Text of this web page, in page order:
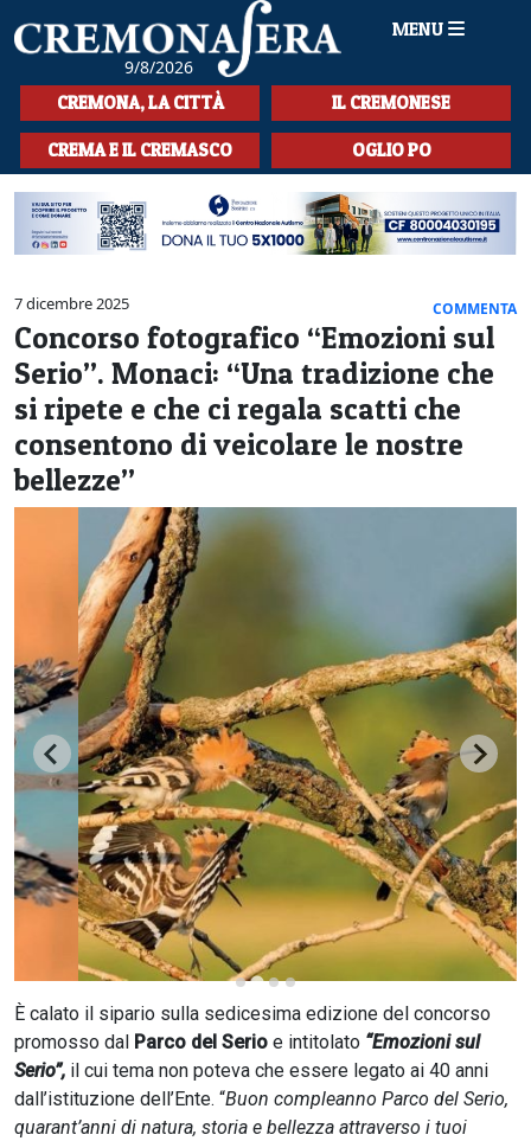
9/8/2026
MENU
HOME
CRONACA
SPORT
LA MUSICA
CULTURA
LA STORIA
SPETTACOLI
L'EDITORIALE
SEZIONI
CERCA
CREMONA, LA CITTÀ IL CREMONESE
CREMA E IL CREMASCO OGLIO PO
7 dicembre 2025 COMMENTA
Concorso fotografico “Emozioni sul
Serio”. Monaci: “Una tradizione che
si ripete e che ci regala scatti che
consentono di veicolare le nostre
bellezze”
È calato il sipario sulla sedicesima edizione del concorso
promosso dal Parco del Serio e intitolato “Emozioni sul
Serio”, il cui tema non poteva che essere legato ai 40 anni
dall’istituzione dell’Ente. “Buon compleanno Parco del Serio,
quarant’anni di natura, storia e bellezza attraverso i tuoi